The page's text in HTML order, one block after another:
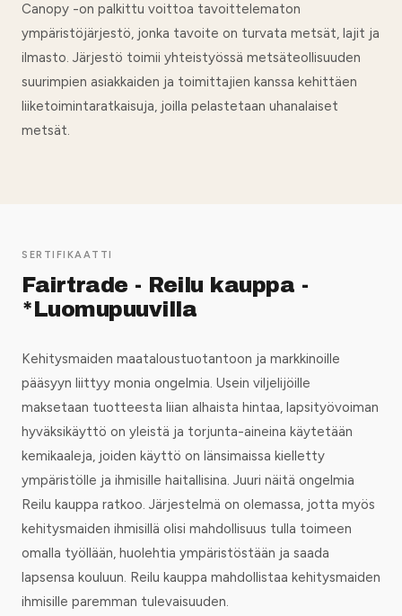
Canopy -on palkittu voittoa tavoittelematon
ympäristöjärjestö, jonka tavoite on turvata metsät, lajit ja
ilmasto. Järjestö toimii yhteistyössä metsäteollisuuden
suurimpien asiakkaiden ja toimittajien kanssa kehittäen
liiketoimintaratkaisuja, joilla pelastetaan uhanalaiset
metsät.
SERTIFIKAATTI
Fairtrade - Reilu kauppa -
*Luomupuuvilla
Kehitysmaiden maataloustuotantoon ja markkinoille
pääsyyn liittyy monia ongelmia. Usein viljelijöille
maksetaan tuotteesta liian alhaista hintaa, lapsityövoiman
hyväksikäyttö on yleistä ja torjunta-aineina käytetään
kemikaaleja, joiden käyttö on länsimaissa kielletty
ympäristölle ja ihmisille haitallisina. Juuri näitä ongelmia
Reilu kauppa ratkoo. Järjestelmä on olemassa, jotta myös
kehitysmaiden ihmisillä olisi mahdollisuus tulla toimeen
omalla työllään, huolehtia ympäristöstään ja saada
lapsensa kouluun. Reilu kauppa mahdollistaa kehitysmaiden
ihmisille paremman tulevaisuuden.